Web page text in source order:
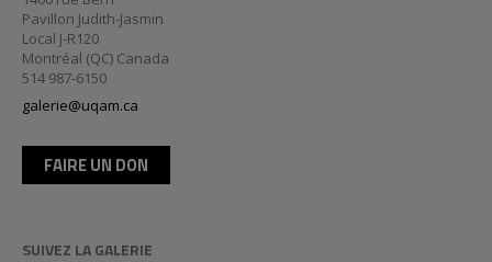
Pavillon Judith-Jasmin
Local J-R120
Montréal (QC) Canada
514 987-6150
galerie@uqam.ca
FAIRE UN DON
SUIVEZ LA GALERIE